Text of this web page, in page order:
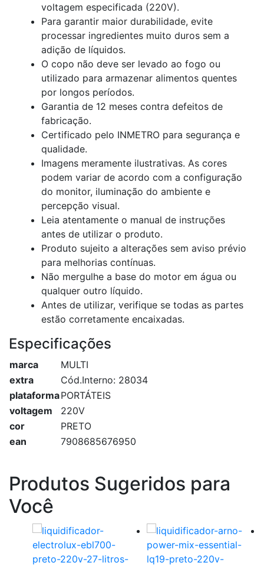
voltagem especificada (220V).
Para garantir maior durabilidade, evite
processar ingredientes muito duros sem a
adição de líquidos.
O copo não deve ser levado ao fogo ou
utilizado para armazenar alimentos quentes
por longos períodos.
Garantia de 12 meses contra defeitos de
fabricação.
Certificado pelo INMETRO para segurança e
qualidade.
Imagens meramente ilustrativas. As cores
podem variar de acordo com a configuração
do monitor, iluminação do ambiente e
percepção visual.
Leia atentamente o manual de instruções
antes de utilizar o produto.
Produto sujeito a alterações sem aviso prévio
para melhorias contínuas.
Não mergulhe a base do motor em água ou
qualquer outro líquido.
Antes de utilizar, verifique se todas as partes
estão corretamente encaixadas.
Especificações
marca
MULTI
extra
Cód.Interno: 28034
plataformaPORTÁTEIS
voltagem
220V
cor
PRETO
ean
7908685676950
Produtos Sugeridos para
Você